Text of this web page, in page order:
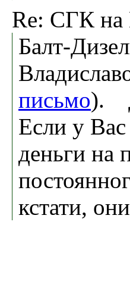
Re: СГК
Балт-
письмо).
Если у
деньги на
кстати,